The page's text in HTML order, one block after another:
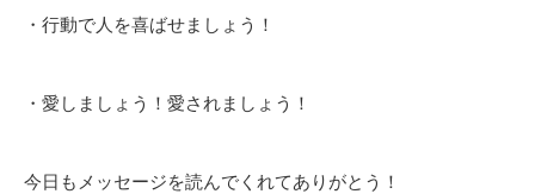
・行動で人を喜ばせましょう！
・愛しましょう！愛されましょう！
今日もメッセージを読んでくれてありがとう！